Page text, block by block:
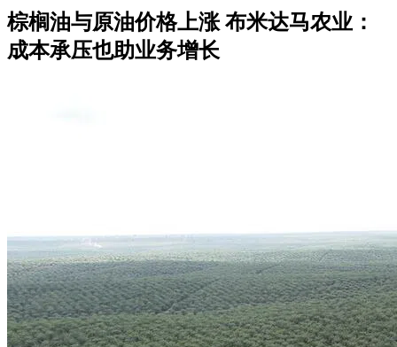
棕榈油与原油价格上涨 布米达马农业：
成本承压也助业务增长